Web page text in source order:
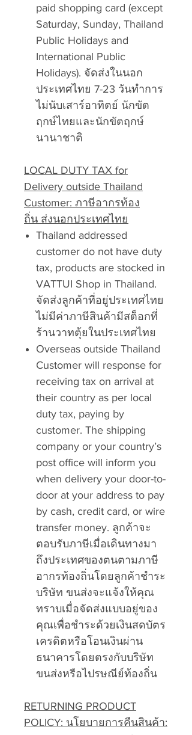
paid shopping card (except
Saturday, Sunday, Thailand
Public Holidays and
International Public
Holidays). จัดส่งในนอก
ประเทศไทย 7-23 วันทำการ
ไม่นับเสาร์อาทิตย์ นักขัต
ฤกษ์ไทยและนักขัตฤกษ์
นานาชาติ
LOCAL DUTY TAX for
Delivery outside Thailand
Customer: ภาษีอากรท้อง
ถิ่น ส่งนอกประเทศไทย
Thailand addressed
customer do not have duty
tax, products are stocked in
VATTUI Shop in Thailand.
จัดส่งลูกค้าที่อยู่ประเทศไทย
ไม่มีค่าภาษีสินค้ามีสต็อกที่
ร้านวาทตุ้ยในประเทศไทย
Overseas outside Thailand
Customer will response for
receiving tax on arrival at
their country as per local
duty tax, paying by
customer. The shipping
company or your country’s
post office will inform you
when delivery your door-to-
door at your address to pay
by cash, credit card, or wire
transfer money. ลูกค้าจะ
ตอบรับภาษีเมื่อเดินทางมา
ถึงประเทศของตนตามภาษี
อากรท้องถิ่นโดยลูกค้าชำระ
บริษัท ขนส่งจะแจ้งให้คุณ
ทราบเมื่อจัดส่งแบบอยู่ของ
คุณเพื่อชำระด้วยเงินสดบัตร
เครดิตหรือโอนเงินผ่าน
ธนาคารโดยตรงกับบริษัท
ขนส่งหรือไปรษณีย์ท้องถิ่น
RETURNING PRODUCT
POLICY: นโยบายการคืนสินค้า: